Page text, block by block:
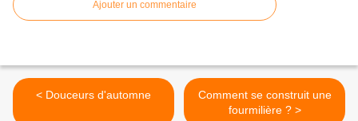
Ajouter un commentaire
< Douceurs d'automne
Comment se construit une
fourmilière ? >